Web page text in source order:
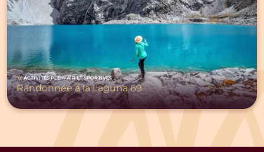
ACTIVITÉS PLEIN AIR ET SPORTIVES
Randonnée à la Laguna 69